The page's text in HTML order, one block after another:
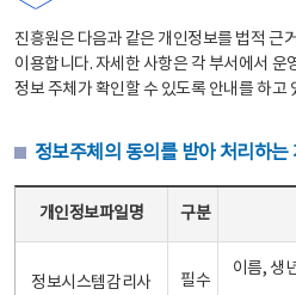
진흥원은 다음과 같은 개인정보를 법적 근
이용합니다. 자세한 사항은 각 부서에서 운
정보 주체가 확인할 수 있도록 안내를 하고
정보주체의 동의를 받아 처리하는
개인정보파일명 구분
정보시스템감리사
필수
이름, 생